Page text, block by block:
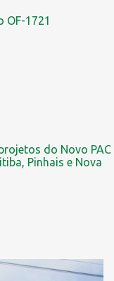
OF-1721
do Novo PAC
Pinhais e Nova